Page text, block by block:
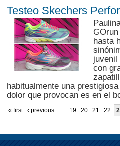
Testeo Skechers
hasta
juvenil
con
habitualmente una
dolor que provocan es en el
« first ‹ previous … 19 20 21 22